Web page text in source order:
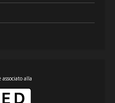
alla